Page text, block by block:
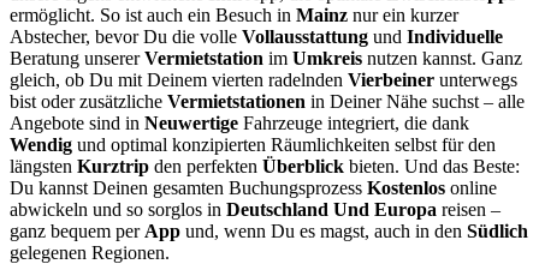
ermöglicht. So ist auch ein Besuch in Mainz nur ein kurzer
Abstecher, bevor Du die volle Vollausstattung und Individuelle
Beratung unsererVermietstation im Umkreis nutzen kannst. Ganz
gleich, ob Du mit Deinem vierten radelnden Vierbeiner unterwegs
bist oder zusätzliche Vermietstationen in Deiner Nähe suchst – alle
Angebote sind in Neuwertige Fahrzeuge integriert, die dank
Wendig und optimal konzipierten Räumlichkeiten selbst für den
längsten Kurztrip den perfekten Überblick bieten. Und das Beste:
Du kannst Deinen gesamten Buchungsprozess Kostenlos online
abwickeln und so sorglos in Deutschland Und Europa reisen –
ganz bequem per App und, wenn Du es magst, auch in den Südlich
gelegenen Regionen.